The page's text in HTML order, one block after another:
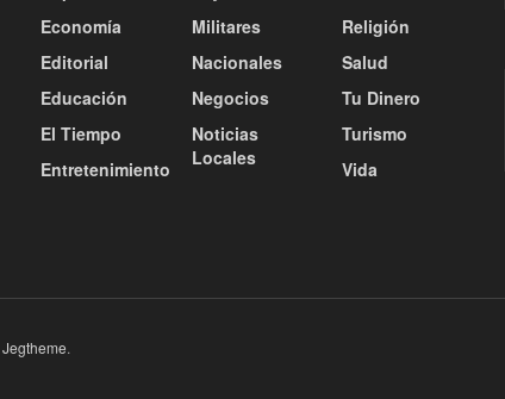
Economía
Editorial
Educación
El Tiempo
Entretenimiento
Militares
Nacionales
Negocios
Noticias
Locales
Religión
Salud
Tu Dinero
Turismo
Vida
Jegtheme.